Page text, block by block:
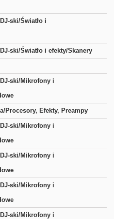
ski/Światło i
ski/Światło i efekty/Skanery
ski/Mikrofony i
Procesory, Efekty, Preampy
ski/Mikrofony i
ski/Mikrofony i
ski/Mikrofony i
ski/Mikrofony i